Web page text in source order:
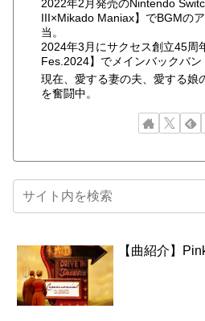
2022年2月発売のNintendo
III×Mikado Maniax】でBGMの
当。
2024年3月にサクセス創立45周
Fes.2024】でメインバックバン
現在、愛する妻の夫、愛する娘
を奮闘中。
【曲紹介】